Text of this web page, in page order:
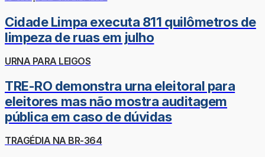
Cidade Limpa executa 811 quilômetros de
limpeza de ruas em julho
URNA PARA LEIGOS
TRE-RO demonstra urna eleitoral para
eleitores mas não mostra auditagem
pública em caso de dúvidas
TRAGÉDIA NA BR-364